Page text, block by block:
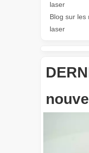
laser
Blog sur les
laser